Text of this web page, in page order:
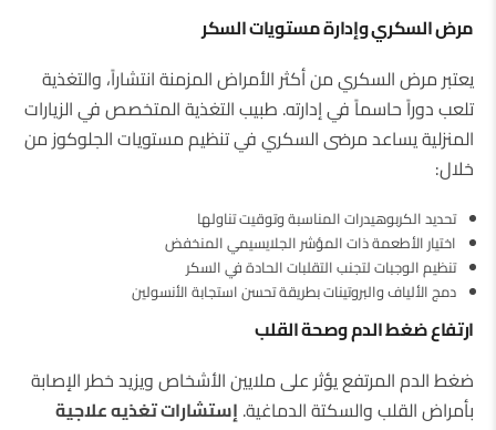
مرض السكري وإدارة مستويات السكر
يعتبر مرض السكري من أكثر الأمراض المزمنة انتشاراً، والتغذية
تلعب دوراً حاسماً في إدارته. طبيب التغذية المتخصص في الزيارات
المنزلية يساعد مرضى السكري في تنظيم مستويات الجلوكوز من
خلال:
تحديد الكربوهيدرات المناسبة وتوقيت تناولها
اختيار الأطعمة ذات المؤشر الجلايسيمي المنخفض
تنظيم الوجبات لتجنب التقلبات الحادة في السكر
دمج الألياف والبروتينات بطريقة تحسن استجابة الأنسولين
ارتفاع ضغط الدم وصحة القلب
ضغط الدم المرتفع يؤثر على ملايين الأشخاص ويزيد خطر الإصابة
بأمراض القلب والسكتة الدماغية. إستشارات تغذيه علاجية